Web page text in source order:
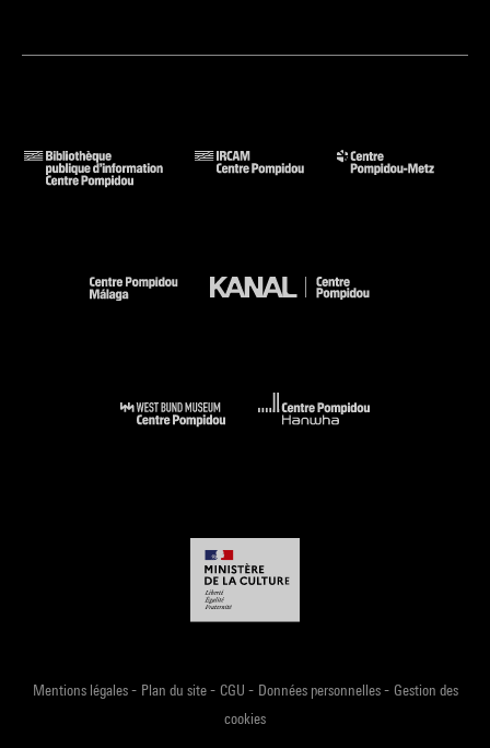
Mentions légales- Plan du site- CGU - Données personnelles- Gestion des
cookies